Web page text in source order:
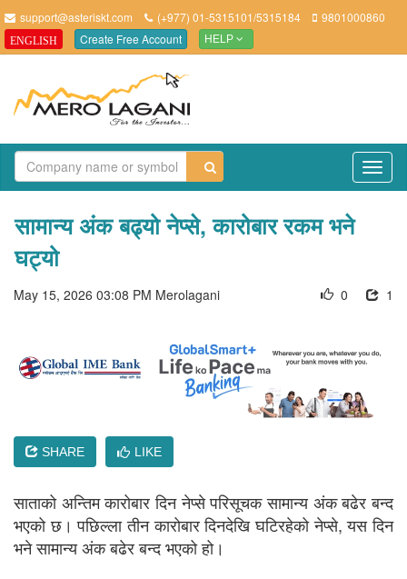
support@asteriskt.com (+977) 01-5315101/5315184 9801000860
ENGLISH Create Free Account HELP
सामान्य अंक बढ्यो नेप्से, कारोबार रकम भने
घट्यो
May 15, 2026 03:08 PM Merolagani 1
0
SHARE LIKE
साताको अन्तिम कारोबार दिन नेप्से परिसूचक सामान्य अंक बढेर बन्द
भएको छ। पछिल्ला तीन कारोबार दिनदेखि घटिरहेको नेप्से, यस दिन
भने सामान्य अंक बढेर बन्द भएको हो।